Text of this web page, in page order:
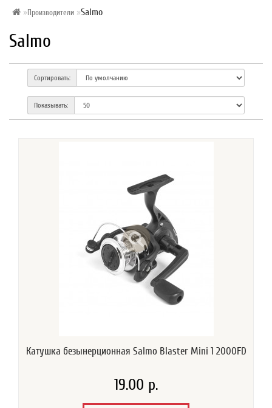
Производители Salmo
Salmo
Сортировать:
Показывать:
Катушка безынерционная Salmo Blaster Mini 1 2000FD
19.00 р.